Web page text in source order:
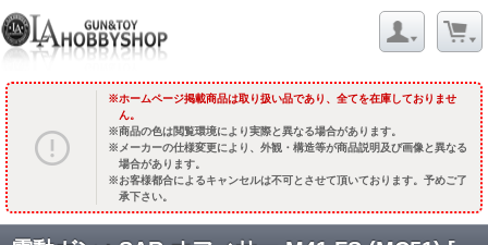
ホームページ掲載商品は取り扱い品であり、全てを在庫しておりませ
ん。
商品の色は閲覧環境により実際と異なる場合があります。
メーカーの仕様変更により、外観・構造等が商品説明及び画像と異なる
場合があります。
お客様都合によるキャンセルは不可とさせて頂いております。予めご了
承下さい。